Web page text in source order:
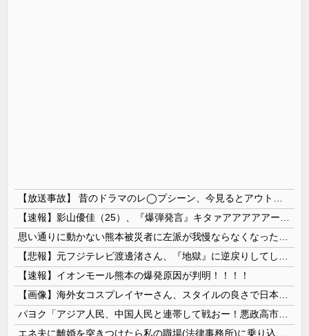
【速報】イオンモール熊本の爆発原因が判明！！！！